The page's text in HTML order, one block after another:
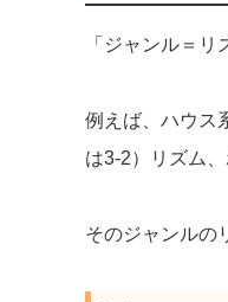
「ジャンル＝
例えば、ハウス
は3-2）リズム
そのジャンルの